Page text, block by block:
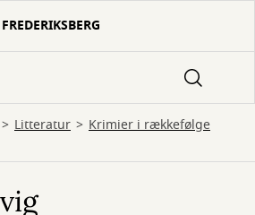
Litteratur Krimier i rækkefølge